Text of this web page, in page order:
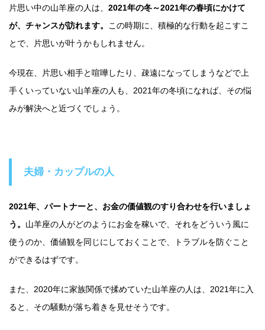
片思い中の山羊座の人は、 2021年の冬～2021年の春頃にかけて
が、チャンスが訪れます。
この時期に、積極的な行動を起こすこ
とで、片思いが叶うかもしれません。
今現在、片思い相手と喧嘩したり、疎遠になってしまうなどで上
手くいっていない山羊座の人も、2021年の冬頃になれば、その悩
みが解決へと近づくでしょう。
夫婦・カップルの人
2021年、パートナーと、お金の価値観のすり合わせを行いましょ
う。 山羊座の人がどのようにお金を稼いで、それをどういう風に
使うのか、価値観を同じにしておくことで、トラブルを防ぐこと
ができるはずです。
また、2020年に家族関係で揉めていた山羊座の人は、2021年に入
ると、その騒動が落ち着きを見せそうです。